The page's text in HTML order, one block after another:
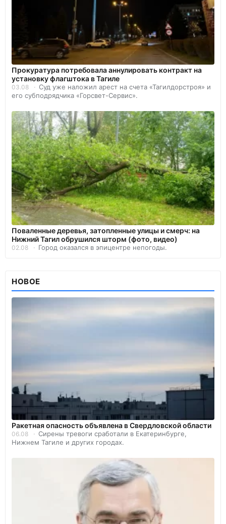
Прокуратура потребовала аннулировать контракт на
установку флагштока в Тагиле
03.08
Суд уже наложил арест на счета «Тагилдорстроя» и
его субподрядчика «Горсвет-Сервис».
Поваленные деревья, затопленные улицы и смерч: на
Нижний Тагил обрушился шторм (фото, видео)
02.08 Город оказался в эпицентре непогоды.
НОВОЕ
️Ракетная опасность объявлена в Свердловской области
06.08
Сирены тревоги сработали в Екатеринбурге,
Нижнем Тагиле и других городах.